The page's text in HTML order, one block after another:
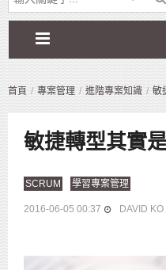
首頁 專案管理 進階專案知識 敏
敏捷轉型其實
SCRUM 學習專案管理
2016-06-05 00:37 DAVID KO